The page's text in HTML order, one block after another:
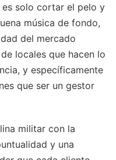
es solo cortar el pelo y
música de fondo,
del mercado
locales que hacen lo
y específicamente
que ser un gestor
militar con la
y una